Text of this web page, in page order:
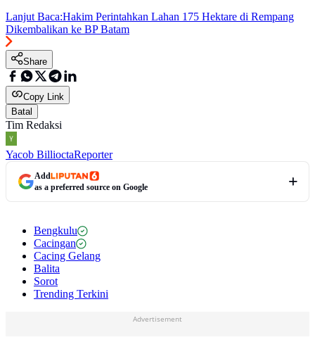
Lanjut Baca:Hakim Perintahkan Lahan 175 Hektare di Rempang
Dikembalikan ke BP Batam
Share
Copy Link
Batal
Tim Redaksi
Yacob BillioctaReporter
Add
as a preferred source on Google
Bengkulu
Cacingan
Cacing Gelang
Balita
Sorot
Trending Terkini
Advertisement